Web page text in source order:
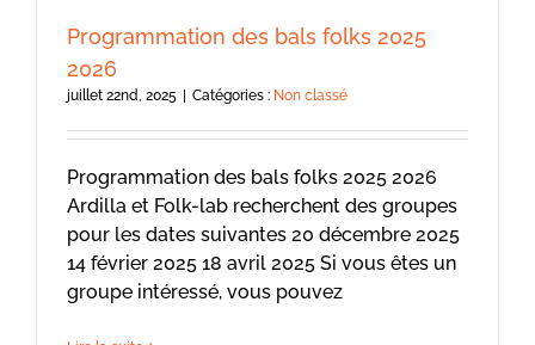
Programmation des bals folks 2025
2026
juillet 22nd, 2025 Catégories : Non classé
Programmation des bals folks 2025 2026
Ardilla et Folk-lab recherchent des groupes
pour les dates suivantes 20 décembre 2025
14 février 2025 18 avril 2025 Si vous êtes un
groupe intéressé, vous pouvez